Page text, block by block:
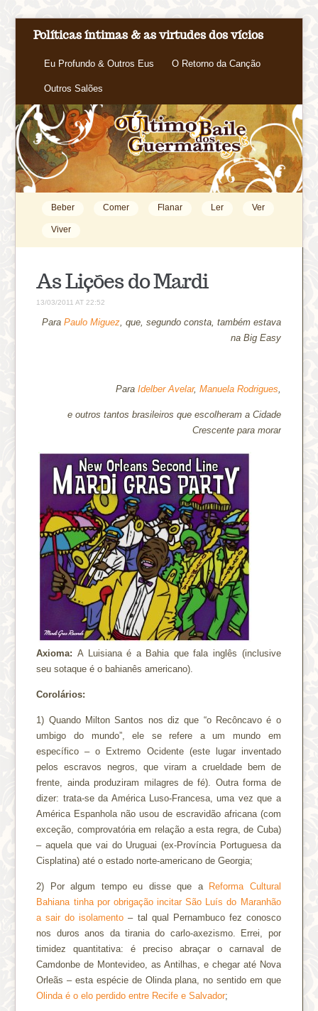
Políticas íntimas & as virtudes dos vícios
Eu Profundo & Outros Eus O Retorno da Canção
Outros Salões
Beber Comer Flanar Ler Ver
Viver
As Lições do Mardi
13/03/2011 AT 22:52
Para Paulo Miguez, que, segundo consta, também estava
na Big Easy
Para Idelber Avelar, Manuela Rodrigues
e outros tantos brasileiros que escolheram a Cidade
Crescente para morar
Axioma: A Luisiana é a Bahia que fala inglês (inclusive
seu sotaque é o bahianês americano).
Corolários:
1) Quando Milton Santos nos diz que “o Recôncavo é o
umbigo do mundo”, ele se refere a um mundo em
específico – o Extremo Ocidente (este lugar inventado
pelos escravos negros, que viram a crueldade bem de
frente, ainda produziram milagres de fé). Outra forma de
dizer: trata-se da América Luso-Francesa, uma vez que a
América Espanhola não usou de escravidão africana (com
exceção, comprovatória em relação a esta regra, de Cuba)
– aquela que vai do Uruguai (ex-Província Portuguesa da
Cisplatina) até o estado norte-americano de Georgia;
2) Por algum tempo eu disse que a
Reforma Cultural
Bahiana tinha por obrigação incitar São Luís do Maranhão
a sair do isolamento – tal qual Pernambuco fez conosco
nos duros anos da tirania do carlo-axezismo. Errei, por
timidez quantitativa: é preciso abraçar o carnaval de
Camdonbe de Montevideo, as Antilhas, e chegar até Nova
Orleãs – esta espécie de Olinda plana, no sentido em que
Olinda é o elo perdido entre Recife e Salvador;